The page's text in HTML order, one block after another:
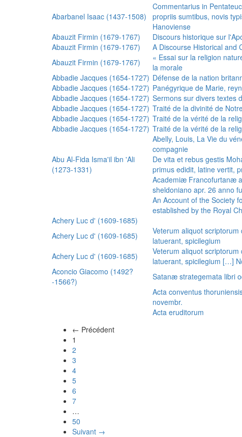
Abarbanel Isaac (1437-1508)
Commentarius in
propriis sumtibus, novis
Hanoviense
Abauzit Firmin (1679-1767)
Discours historique sur
Abauzit Firmin (1679-1767)
A Discourse Historical and
Abauzit Firmin (1679-1767)
« Essai sur la religion
la morale
Abbadie Jacques (1654-1727) Défense de la nation
Abbadie Jacques (1654-1727) Panégyrique de Marie,
Abbadie Jacques (1654-1727) Sermons sur divers textes
Abbadie Jacques (1654-1727) Traité de la divinité de
Abbadie Jacques (1654-1727) Traité de la vérité de la
Abbadie Jacques (1654-1727) Traité de la vérité de la
Abelly, Louis, La Vie du
compagnie
Abu Al-Fida Isma'il ibn 'Ali
(1273-1331)
De vita et rebus gestis
primus edidit, latine vertit,
Academiæ Francofurtanæ
sheldoniano apr. 26 anno
An Account of the Society
established by the Royal
Achery Luc d' (1609-1685)
Achery Luc d' (1609-1685)
Veterum aliquot
latuerant, spicilegium
Achery Luc d' (1609-1685)
Veterum aliquot
latuerant, spicilegium […]
Aconcio Giacomo (1492?
-1566?)
Satanæ strategemata libri
Acta conventus
novembr.
Acta eruditorum
← Précédent
1
2
3
4
5
6
7
…
50
Suivant →